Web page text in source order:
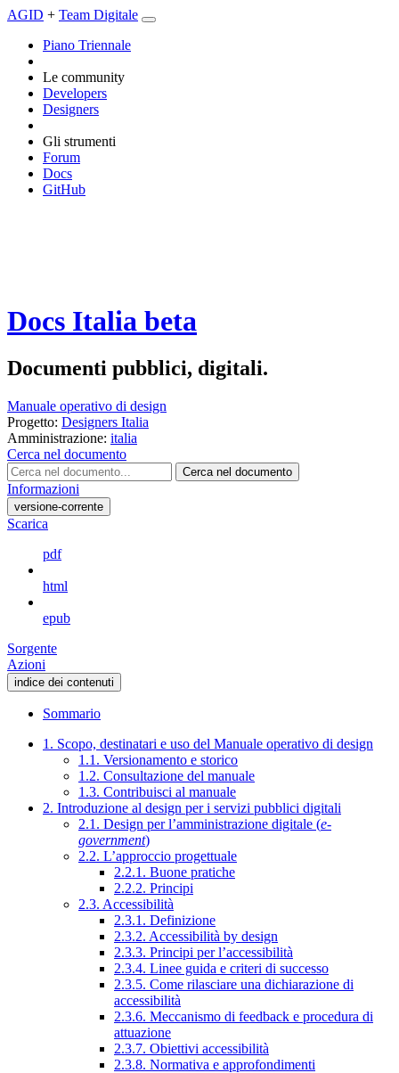
AGID + Team Digitale
Piano Triennale
Le community
Developers
Designers
Gli strumenti
Forum
Docs
GitHub
Docs Italia beta
Documenti pubblici, digitali.
Manuale operativo di design
Progetto: Designers Italia
Amministrazione: italia
Cerca nel documento
Cerca nel documento
Informazioni
versione-corrente
Scarica
pdf
html
epub
Sorgente
Azioni
indice dei contenuti
Sommario
1. Scopo, destinatari e uso del Manuale operativo di design
1.1. Versionamento e storico
1.2. Consultazione del manuale
1.3. Contribuisci al manuale
2. Introduzione al design per i servizi pubblici digitali
2.1. Design per l’amministrazione digitale (e-
government)
2.2. L’approccio progettuale
2.2.1. Buone pratiche
2.2.2. Principi
2.3. Accessibilità
2.3.1. Definizione
2.3.2. Accessibilità by design
2.3.3. Principi per l’accessibilità
2.3.4. Linee guida e criteri di successo
2.3.5. Come rilasciare una dichiarazione di
accessibilità
2.3.6. Meccanismo di feedback e procedura di
attuazione
2.3.7. Obiettivi accessibilità
2.3.8. Normativa e approfondimenti